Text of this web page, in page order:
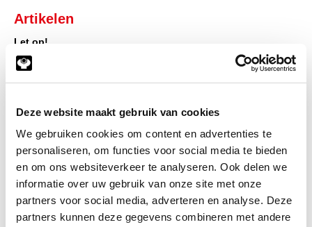
Deze website maakt gebruik van cookies
We gebruiken cookies om content en advertenties te
personaliseren, om functies voor social media te bieden
en om ons websiteverkeer te analyseren. Ook delen we
informatie over uw gebruik van onze site met onze
partners voor social media, adverteren en analyse. Deze
partners kunnen deze gegevens combineren met andere
Artikelen
Let op!
U dient ingelogd te zijn om prijzen in te kunnen zien en toegang
te verkrijgen tot de winkelwagen, waarna u direct uw bestelling
Klik hier om in te loggen
Heeft u nog geen account?
Klik hier om klant te worden
Omschrijving
Info Eenheid